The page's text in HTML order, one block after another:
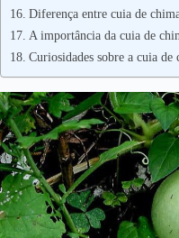
Diferença entre cuia de
A importância da cuia de
Curiosidades sobre a cuia de